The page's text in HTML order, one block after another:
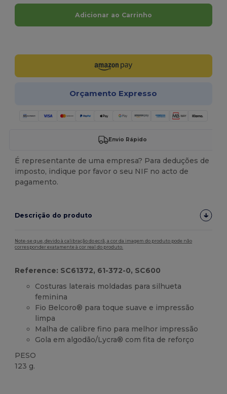
Adicionar ao Carrinho
Orçamento Expresso
Envio Rápido
É representante de uma empresa? Para deduções de
imposto, indique por favor o seu NIF no acto de
pagamento.
Descrição do produto
Note-se que, devido à calibração do ecrã, a cor da imagem do produto pode não
corresponder exatamente à cor real do produto.
Reference: SC61372, 61-372-0, SC600
Costuras laterais moldadas para silhueta
feminina
Fio Belcoro® para toque suave e impressão
limpa
Malha de calibre fino para melhor impressão
Gola em algodão/Lycra® com fita de reforço
PESO
123 g.